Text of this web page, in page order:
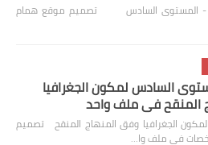
- المستوى السادس تصميم موقع همام
السادس لمكون الجغرافيا
المنقح في ملف واحد
الجغرافيا وفق المنهاج المنقح تصميم
في ملف وا…